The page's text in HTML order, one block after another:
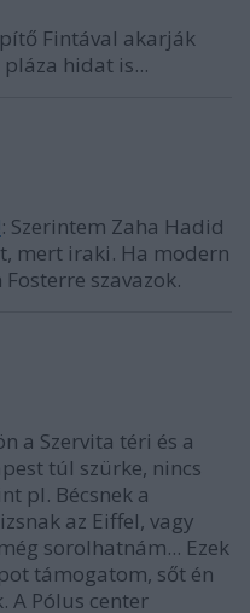
Fintával akarják
hidat is...
: Szerintem Zaha Hadid
mert iraki. Ha modern
szavazok.
a Szervita téri és a
túl szürke, nincs
pl. Bécsnek a
az Eiffel, vagy
sorolhatnám... Ezek
támogatom, sőt én
A Pólus center